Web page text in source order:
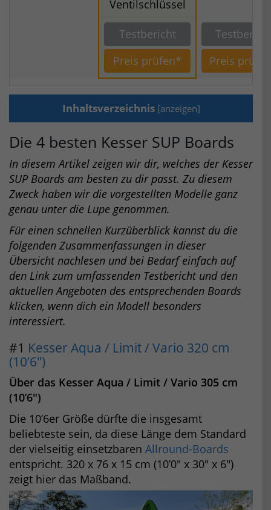
Ventilschlüssel
Testbericht
Preis prüfen*
Preis
Inhaltsverzeichnis [anzeigen]
Die 4 besten Kesser SUP Boards
In diesem Artikel zeigen wir dir, welches der Kesser
SUP Boards am besten zu dir passt. Zu diesem
Zweck haben wir die vorgestellten Modelle ganz
genau unter die Lupe genommen.
Für einen schnellen Kurzüberblick kannst du die
folgenden Zusammenfassungen in dieser
Übersicht nachlesen und bei Bedarf einfach auf
den Link zum umfassenden Testbericht und den
aktuellen Angeboten des entsprechenden Boards
klicken, wenn dich ein Modell besonders
interessiert.
#1 Kesser Aqua / Limit / Vario 320 cm
(10’6″)
Über das Kesser Aqua / Limit / Vario 305 cm
(10’6″)
Die 10’6er Größe dürfte die insgesamt
beliebteste sein, da diese Länge dem Standard
der vielseitig einsetzbaren Allround-Boards
entspricht. 320 x 76 x 15 cm (10’0″ x 30″ x 6″)
zeigt hier das Maßband.